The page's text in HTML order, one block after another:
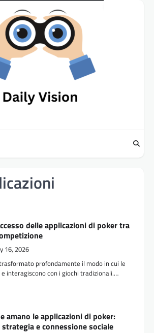
delle applicazioni di poker tra
16, 2026
profondamente il modo in cui le
interagiscono con i giochi tradizionali.…
amano le applicazioni di poker:
e connessione sociale